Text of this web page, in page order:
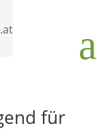
a
für